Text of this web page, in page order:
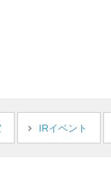
IRイベント